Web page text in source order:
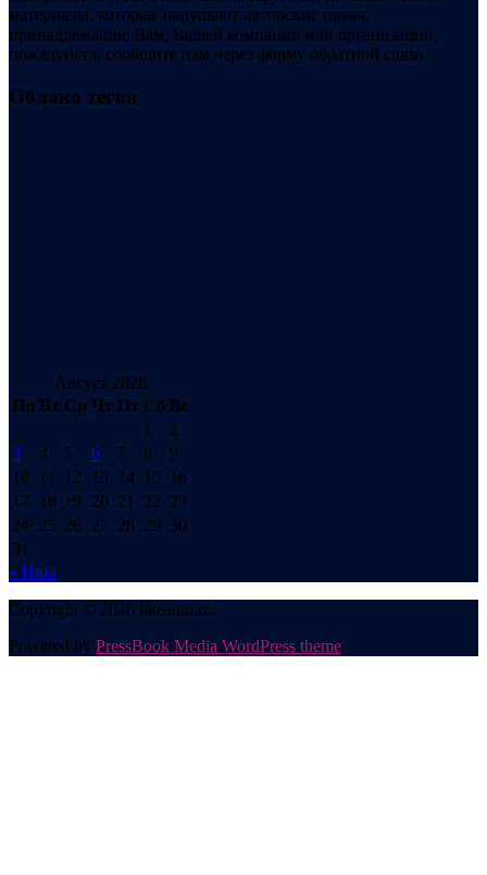
материалы, которые нарушают авторские права,
принадлежащие Вам, Вашей компании или организации,
пожалуйста, сообщите нам через форму обратной связи.
Облако тегов
Август 2026
Пн Вт Ср Чт Пт Сб Вс
1
2
3
4 5 6 7 8
9
10
11 12 13 14 15
16
17
18 19 20 21 22 23
24 25 26 27 28 29 30
31
« Июл
Copyright © 2026 likeauto.ru.
Powered by PressBook Media WordPress theme